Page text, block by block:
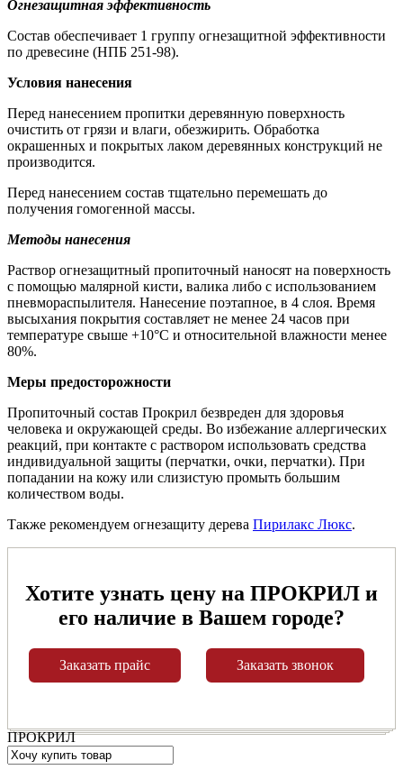
Огнезащитная эффективность
Состав обеспечивает 1 группу огнезащитной эффективности
по древесине (НПБ 251-98).
Условия нанесения
Перед нанесением пропитки деревянную поверхность
очистить от грязи и влаги, обезжирить. Обработка
окрашенных и покрытых лаком деревянных конструкций не
производится.
Перед нанесением состав тщательно перемешать до
получения гомогенной массы.
Методы нанесения
Раствор огнезащитный пропиточный наносят на поверхность
с помощью малярной кисти, валика либо с использованием
пневмораспылителя. Нанесение поэтапное, в 4 слоя. Время
высыхания покрытия составляет не менее 24 часов при
температуре свыше +10°C и относительной влажности менее
80%.
Меры предосторожности
Пропиточный состав Прокрил безвреден для здоровья
человека и окружающей среды. Во избежание аллергических
реакций, при контакте с раствором использовать средства
индивидуальной защиты (перчатки, очки, перчатки). При
попадании на кожу или слизистую промыть большим
количеством воды.
Также рекомендуем огнезащиту дерева Пирилакс Люкс.
Хотите узнать цену на ПРОКРИЛ и
его наличие в Вашем городе?
Заказать прайс Заказать звонок
ПРОКРИЛ